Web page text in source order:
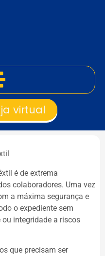
virtual
é de extrema
colaboradores. Uma vez
a máxima segurança e
o expediente sem
integridade a riscos
que precisam ser